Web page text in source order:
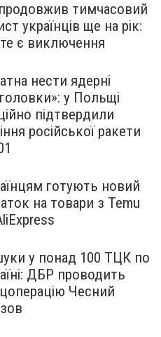
тимчасовий
українців ще на рік:
є виключення
нести ядерні
у Польщі
підтвердили
російської ракети
готують новий
на товари з Temu
у понад 100 ТЦК по
ДБР проводить
Чесний